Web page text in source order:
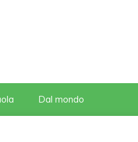
Dal mondo